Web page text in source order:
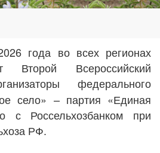
года во всех регионах
Второй Всероссийский
федерального
село» – партия «Единая
с Россельхозбанком при
РФ.